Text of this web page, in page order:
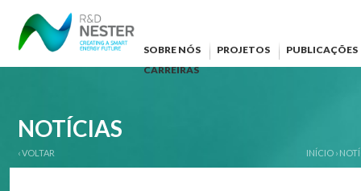
SOBRE NÓS PROJETOS
PUBLICAÇÕES
CARREIRAS
NOTÍCIAS
‹ VOLTAR INÍCIO ›